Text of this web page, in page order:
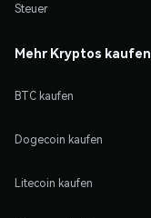
Steuer
Mehr Kryptos kaufen
BTC kaufen
Dogecoin kaufen
Litecoin kaufen